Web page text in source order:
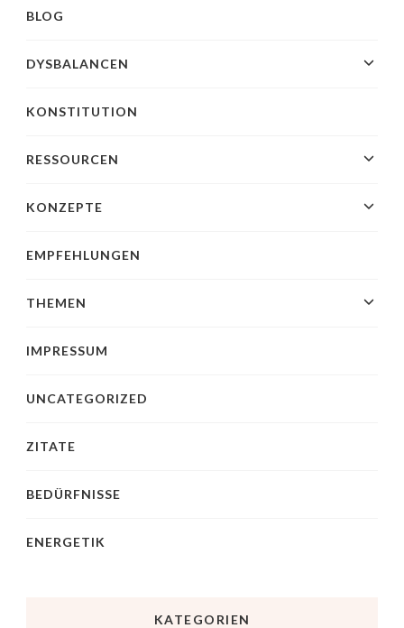
BLOG
DYSBALANCEN
KONSTITUTION
RESSOURCEN
KONZEPTE
EMPFEHLUNGEN
THEMEN
IMPRESSUM
UNCATEGORIZED
ZITATE
BEDÜRFNISSE
ENERGETIK
KATEGORIEN